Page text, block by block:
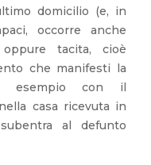
domicilio (e, in
occorre anche
oppure tacita, cioè
che manifesti la
esempio con il
casa ricevuta in
al defunto